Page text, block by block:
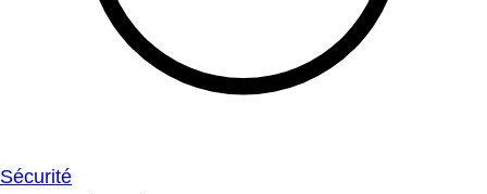
Sécurité